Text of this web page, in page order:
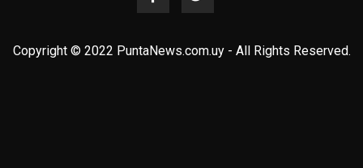
Copyright © 2022 PuntaNews.com.uy - All Rights Reserved.